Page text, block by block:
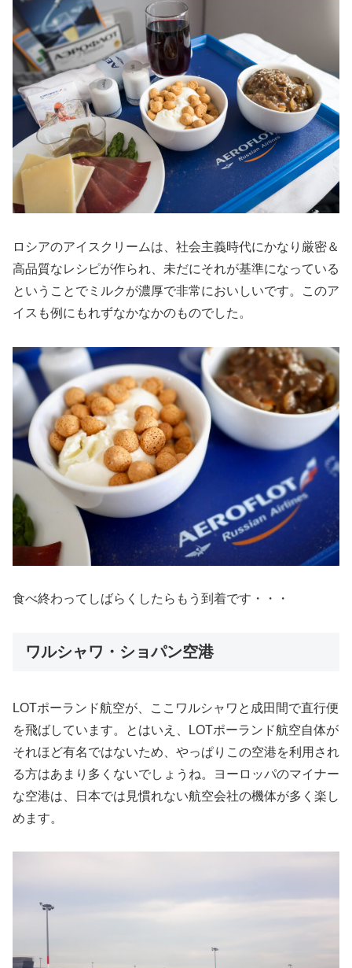
ロシアのアイスクリームは、社会主義時代にかなり厳密＆
高品質なレシピが作られ、未だにそれが基準になっている
ということでミルクが濃厚で非常においしいです。このア
イスも例にもれずなかなかのものでした。
食べ終わってしばらくしたらもう到着です・・・
ワルシャワ・ショパン空港
LOTポーランド航空が、ここワルシャワと成田間で直行便
を飛ばしています。とはいえ、LOTポーランド航空自体が
それほど有名ではないため、やっぱりこの空港を利用され
る方はあまり多くないでしょうね。ヨーロッパのマイナー
な空港は、日本では見慣れない航空会社の機体が多く楽し
めます。